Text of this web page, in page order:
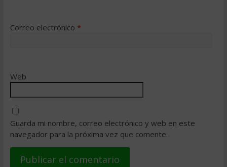
Correo electrónico *
Web
Guarda mi nombre, correo electrónico y web en este
navegador para la próxima vez que comente.